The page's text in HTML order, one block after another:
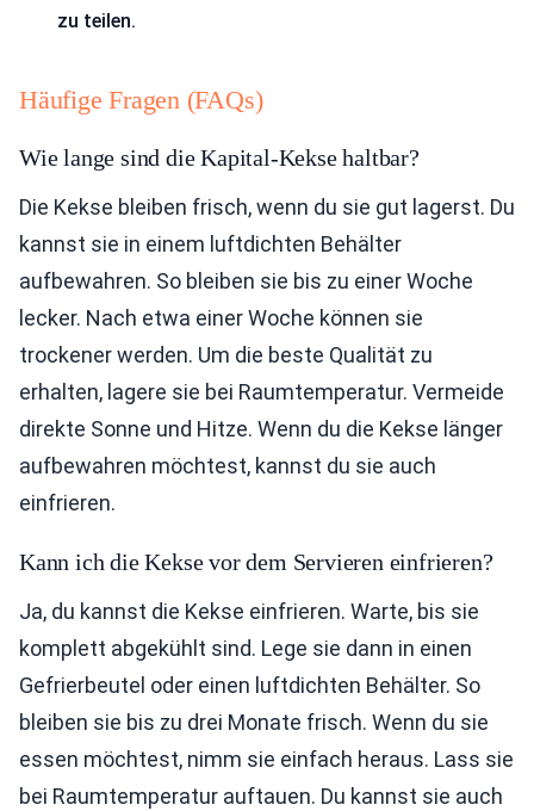
zu teilen.
Häufige Fragen (FAQs)
Wie lange sind die Kapital-Kekse haltbar?
Die Kekse bleiben frisch, wenn du sie gut lagerst. Du
kannst sie in einem luftdichten Behälter
aufbewahren. So bleiben sie bis zu einer Woche
lecker. Nach etwa einer Woche können sie
trockener werden. Um die beste Qualität zu
erhalten, lagere sie bei Raumtemperatur. Vermeide
direkte Sonne und Hitze. Wenn du die Kekse länger
aufbewahren möchtest, kannst du sie auch
einfrieren.
Kann ich die Kekse vor dem Servieren einfrieren?
Ja, du kannst die Kekse einfrieren. Warte, bis sie
komplett abgekühlt sind. Lege sie dann in einen
Gefrierbeutel oder einen luftdichten Behälter. So
bleiben sie bis zu drei Monate frisch. Wenn du sie
essen möchtest, nimm sie einfach heraus. Lass sie
bei Raumtemperatur auftauen. Du kannst sie auch